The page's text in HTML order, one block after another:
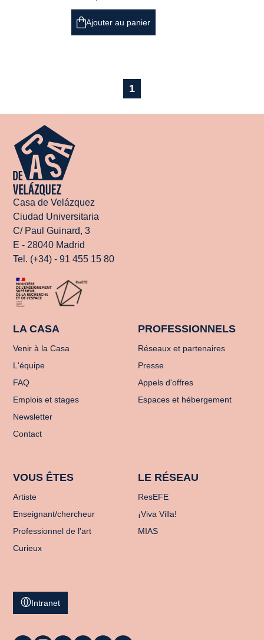
Ajouter au panier
1
Casa de Velázquez
Ciudad Universitaria
C/ Paul Guinard, 3
E - 28040 Madrid
Tel. (+34) - 91 455 15 80
LA CASA
Venir à la Casa
L'équipe
FAQ
Emplois et stages
Newsletter
Contact
PROFESSIONNELS
Réseaux et partenaires
Presse
Appels d'offres
Espaces et hébergement
VOUS ÊTES
Artiste
Enseignant/chercheur
Professionnel de l'art
Curieux
LE RÉSEAU
ResEFE
¡Viva Villa!
MIAS
Intranet